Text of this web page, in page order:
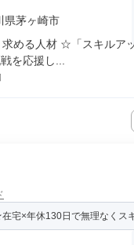
県茅ヶ崎市
める人材 ☆「スキルア
を応援し...
宅×年休130日で無理なくス